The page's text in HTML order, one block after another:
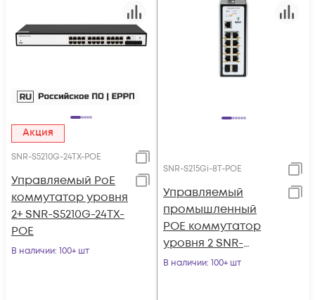
Акция
SNR-S5210G-24TX-POE
Управляемый PoE
коммутатор уровня
2+ SNR-S5210G-24TX-
POE
В наличии: 100+ шт
SNR-S215Gi-8T-POE
Управляемый
промышленный
POE коммутатор
уровня 2 SNR-
S215Gi-8T-POE
В наличии: 100+ шт